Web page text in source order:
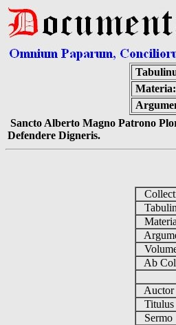
Materia:
Sancto Alberto Magno Patrono
Defendere Digneris.
Materia
Ab
Auctor
Titulus
Sermo